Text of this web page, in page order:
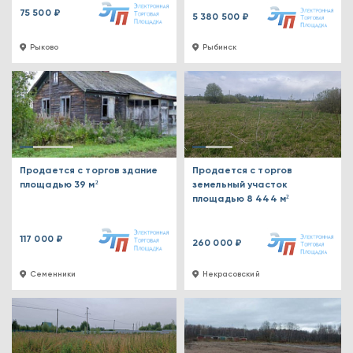
Рыково
75 500 ₽
Рыбинск
5 380 500 ₽
Семенники
Продается с торгов здание
площадью 39 м²
117 000 ₽
Некрасовский
Продается с торгов
земельный участок
площадью 8 444 м²
260 000 ₽